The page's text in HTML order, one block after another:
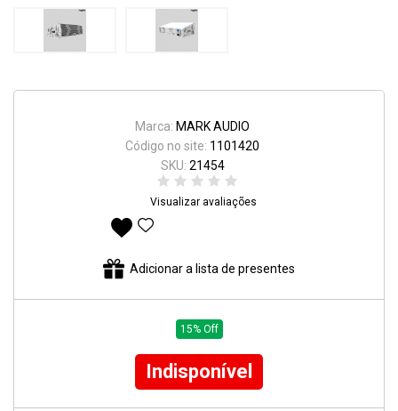
Marca: MARK AUDIO
Código no site: 1101420
SKU: 21454
Visualizar avaliações
Adicionar a lista de presentes
15% Off
Indisponível